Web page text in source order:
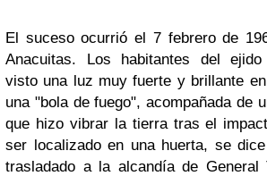
El suceso ocurrió el 7 febrero de
Anacuitas. Los habitantes del ejido
visto una luz muy fuerte y brillante
una "bola de fuego", acompañada de
que hizo vibrar la tierra tras el
ser localizado en una huerta, se
trasladado a la alcandía de General